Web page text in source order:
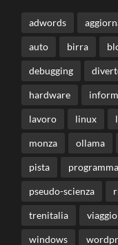
adwords
auto birra
debugging
hardware
lavoro linux
monza ollama
pista
pseudo-scienza
trenitalia viaggio
windows